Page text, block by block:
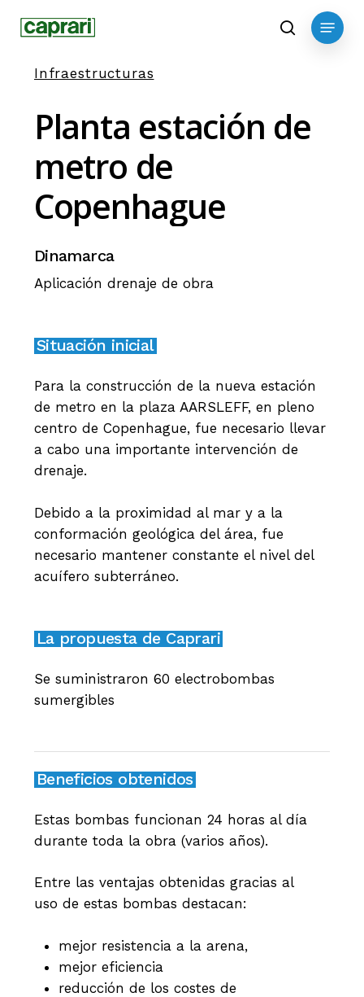
content
search
Menu
Infraestructuras
Planta estación de
metro de
Copenhague
Dinamarca
Aplicación drenaje de obra
Situación inicial
Para la construcción de la nueva estación
de metro en la plaza AARSLEFF, en pleno
centro de Copenhague, fue necesario llevar
a cabo una importante intervención de
drenaje.
Debido a la proximidad al mar y a la
conformación geológica del área, fue
necesario mantener constante el nivel del
acuífero subterráneo.
La propuesta de Caprari
Se suministraron 60 electrobombas
sumergibles
Beneficios obtenidos
Estas bombas funcionan 24 horas al día
durante toda la obra (varios años).
Entre las ventajas obtenidas gracias al
uso de estas bombas destacan:
mejor resistencia a la arena,
mejor eficiencia
reducción de los costes de